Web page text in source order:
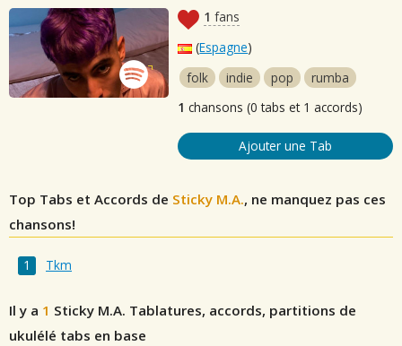
1 fans
(Espagne)
folk
indie pop
rumba
1 chansons (0 tabs et 1 accords)
Ajouter une Tab
Top Tabs et Accords de Sticky M.A., ne manquez pas ces
chansons!
Tkm
Il y a 1 Sticky M.A. Tablatures, accords, partitions de
ukulélé tabs en base